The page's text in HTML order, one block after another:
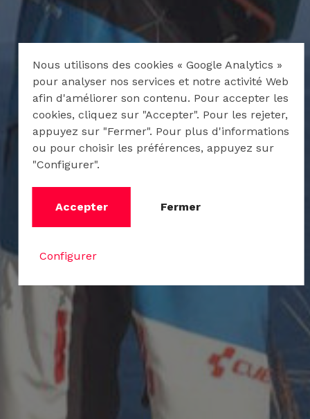
Nous utilisons des cookies « Google Analytics »
pour analyser nos services et notre activité Web
afin d'améliorer son contenu. Pour accepter les
cookies, cliquez sur "Accepter". Pour les rejeter,
appuyez sur "Fermer". Pour plus d'informations
ou pour choisir les préférences, appuyez sur
"Configurer".
Accepter Fermer
Configurer